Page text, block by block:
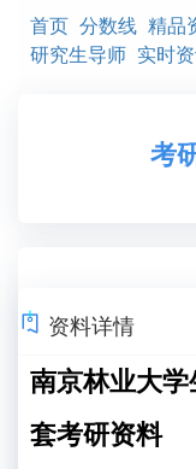
首页 分数线 精品
研究生导师 实时
考
资料详情
南京林业大
套考研资料